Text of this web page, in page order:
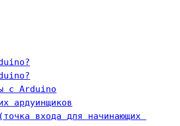
с Arduino
ардуинщиков
входа для начинающих